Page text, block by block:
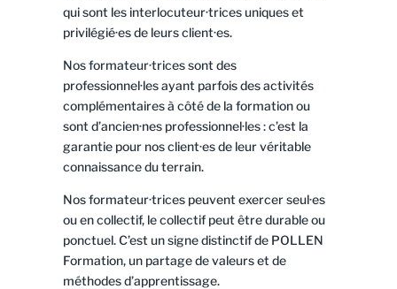
qui sont les interlocuteur·trices uniques et
privilégié·es de leurs client·es.
Nos formateur·trices sont des
professionnel·les ayant parfois des activités
complémentaires à côté de la formation ou
sont d’ancien·nes professionnel·les : c’est la
garantie pour nos client·es de leur véritable
connaissance du terrain.
Nos formateur·trices peuvent exercer seul·es
ou en collectif, le collectif peut être durable ou
ponctuel. C’est un signe distinctif de POLLEN
Formation, un partage de valeurs et de
méthodes d’apprentissage.